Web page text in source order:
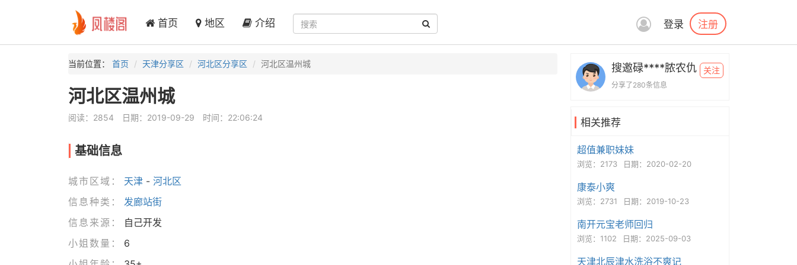
首页 地区 介绍 登录 注册
当前位置： 首页 天津分享区 河北区分享区 河北区温州城
河北区温州城
阅读：2854 日期：2019-09-29 时间：22:06:24
基础信息
城市区域： 天津- 河北区
信息种类：
发廊站街
信息来源：
自己开发
小姐数量：
6
搜邀碌****脓农仇
分享了280条信息
关注
相关推荐
超值兼职妹妹
浏览：2173 日期：2020-02-20
康泰小爽
浏览：2731 日期：2019-10-23
南开元宝老师回归
浏览：1102 日期：2025-09-03
天津北辰津水洗浴不爽记